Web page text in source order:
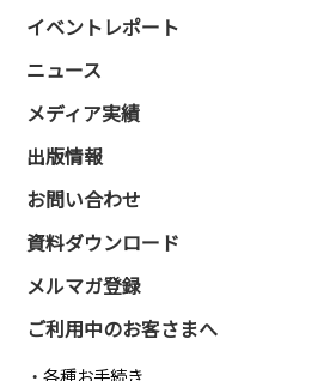
イベントレポート
ニュース
メディア実績
出版情報
お問い合わせ
資料ダウンロード
メルマガ登録
ご利用中のお客さまへ
各種お手続き